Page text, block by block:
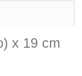
x 19 cm